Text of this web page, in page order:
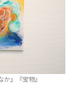
』『宝物』